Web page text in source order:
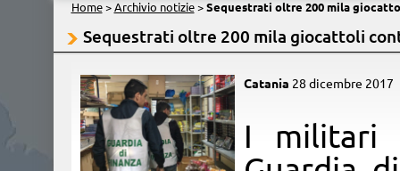
Home> Archivio notizie> Sequestrati oltre 200 mila
Sequestrati oltre 200 mila giocattoli
Catania 28 dicembre 2017
I militari